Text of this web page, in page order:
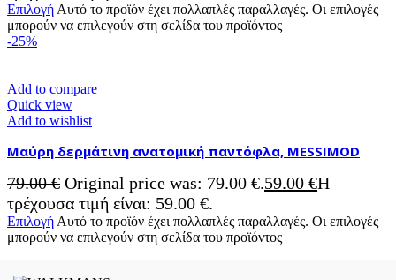
Επιλογή Αυτό το προϊόν έχει πολλαπλές παραλλαγές. Οι επιλογές
μπορούν να επιλεγούν στη σελίδα του προϊόντος
-25%
Add to compare
Quick view
Add to wishlist
Μαύρη δερμάτινη ανατομική παντόφλα, MESSIMOD
79.00€ Original price was: 79.00 €.59.00 €Η
τρέχουσα τιμή είναι: 59.00 €.
Επιλογή Αυτό το προϊόν έχει πολλαπλές παραλλαγές. Οι επιλογές
μπορούν να επιλεγούν στη σελίδα του προϊόντος